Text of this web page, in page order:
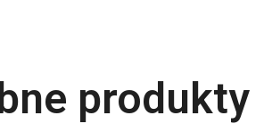
produkty